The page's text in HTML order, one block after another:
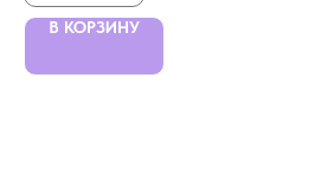
В КОРЗИНУ